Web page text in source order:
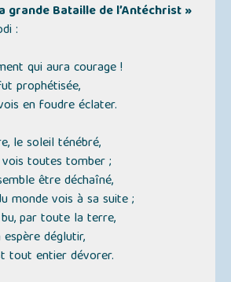
grande Bataille de l’Antéchrist »
:
qui aura courage !
prophétisée,
en foudre éclater.
le soleil ténébré,
toutes tomber ;
être déchaîné,
monde vois à sa suite ;
par toute la terre,
déglutir,
tout entier dévorer.